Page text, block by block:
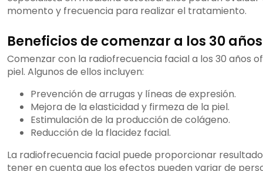
momento y frecuencia para realizar el tratamiento.
Beneficios de comenzar a los 30 años
Comenzar con la radiofrecuencia facial a los 30 años
piel. Algunos de ellos incluyen:
Prevención de arrugas y líneas de expresión.
Mejora de la elasticidad y firmeza de la piel.
Estimulación de la producción de colágeno.
Reducción de la flacidez facial.
La radiofrecuencia facial puede proporcionar
tener en cuenta que los efectos pueden variar de